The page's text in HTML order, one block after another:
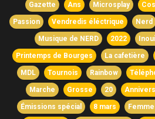
Gazette Ans Microsplay
Passion Vendredis éléctrique Nerd
Musique de NERD 2022
Printemps de Bourges La cafetière
MDL Tournois Rainbow
Marche Grosse 20
Émissions spécial 8 mars